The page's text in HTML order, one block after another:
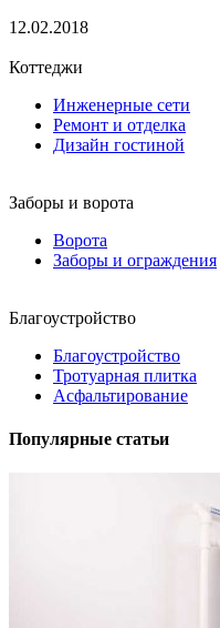
12.02.2018
Коттеджи
Инженерные сети
Ремонт и отделка
Дизайн гостиной
Заборы и ворота
Ворота
Заборы и ограждения
Благоустройство
Благоустройство
Тротуарная плитка
Асфальтирование
Популярные статьи